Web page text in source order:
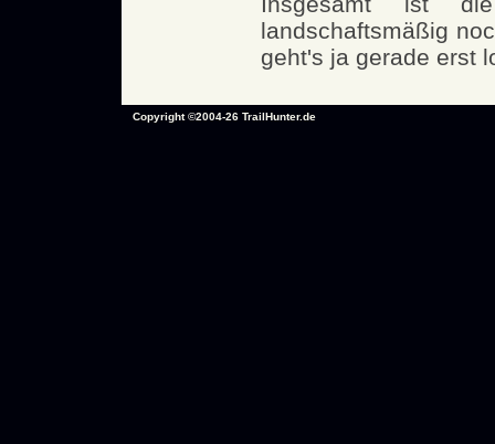
landschaftsmäßig
geht's ja gerade erst
Copyright ©2004-26 TrailHunter.de